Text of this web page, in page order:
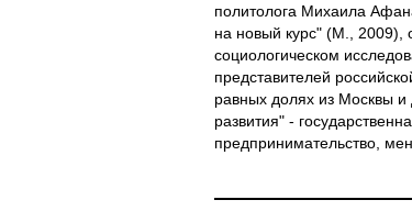
политолога Михаила
на новый курс" (М., 2009),
социологическом
представителей
равных долях из Москвы и
развития" -
предпринимательство,